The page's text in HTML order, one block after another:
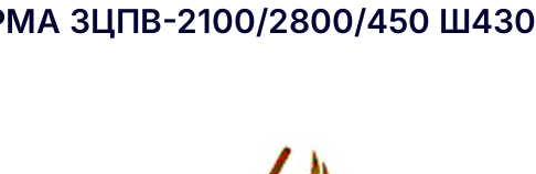
ЗЦПВ-2100/2800/450 Ш430